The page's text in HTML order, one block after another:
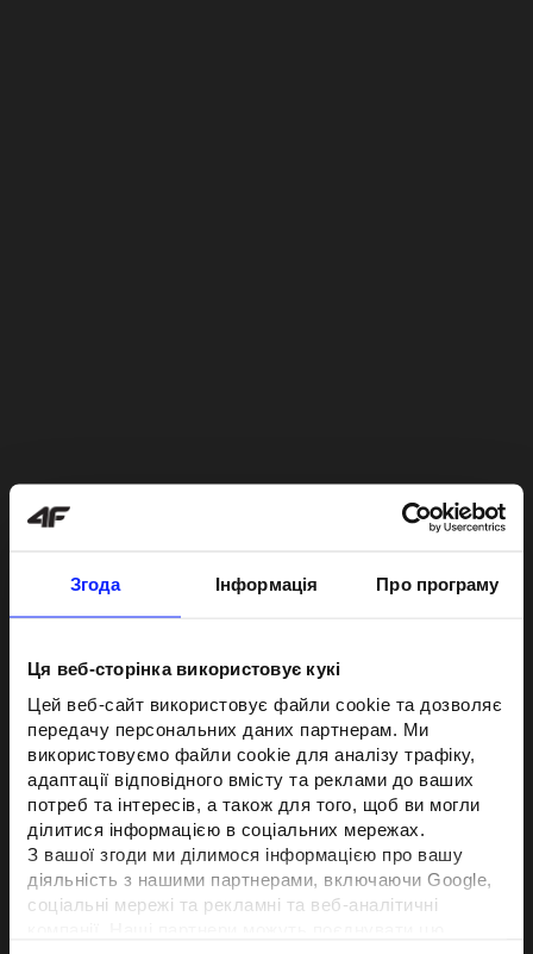
Згода Інформація Про програму
Ця веб-сторінка використовує кукі
Цей веб-сайт використовує файли cookie та дозволяє
передачу персональних даних партнерам. Ми
використовуємо файли cookie для аналізу трафіку,
адаптації відповідного вмісту та реклами до ваших
потреб та інтересів, а також для того, щоб ви могли
ділитися інформацією в соціальних мережах.
З вашої згоди ми ділимося інформацією про вашу
діяльність з нашими партнерами, включаючи Google,
соціальні мережі та рекламні та веб-аналітичні